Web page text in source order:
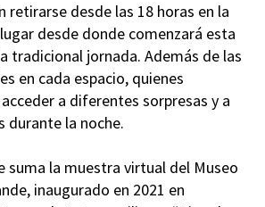
retirarse desde las 18 horas en la
desde donde comenzará esta
tradicional jornada. Además de las
en cada espacio, quienes
a diferentes sorpresas y a
durante la noche.
suma la muestra virtual del Museo
inaugurado en 2021 en